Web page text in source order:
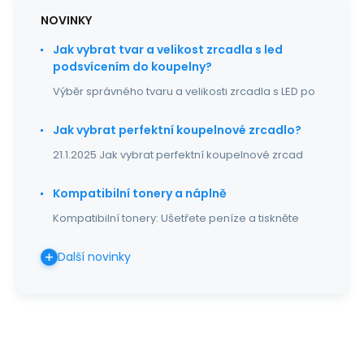
NOVINKY
Jak vybrat tvar a velikost zrcadla s led
podsvícením do koupelny?
Výběr správného tvaru a velikosti zrcadla s LED po
Jak vybrat perfektní koupelnové zrcadlo?
21.1.2025 Jak vybrat perfektní koupelnové zrcad
Kompatibilní tonery a náplně
Kompatibilní tonery: Ušetřete peníze a tiskněte
Další novinky